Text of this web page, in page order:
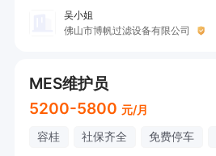
吴小姐
佛山市博帆过滤设备有限公司
MES维护员
5200-5800 元/月
容桂 社保齐全 免费停车